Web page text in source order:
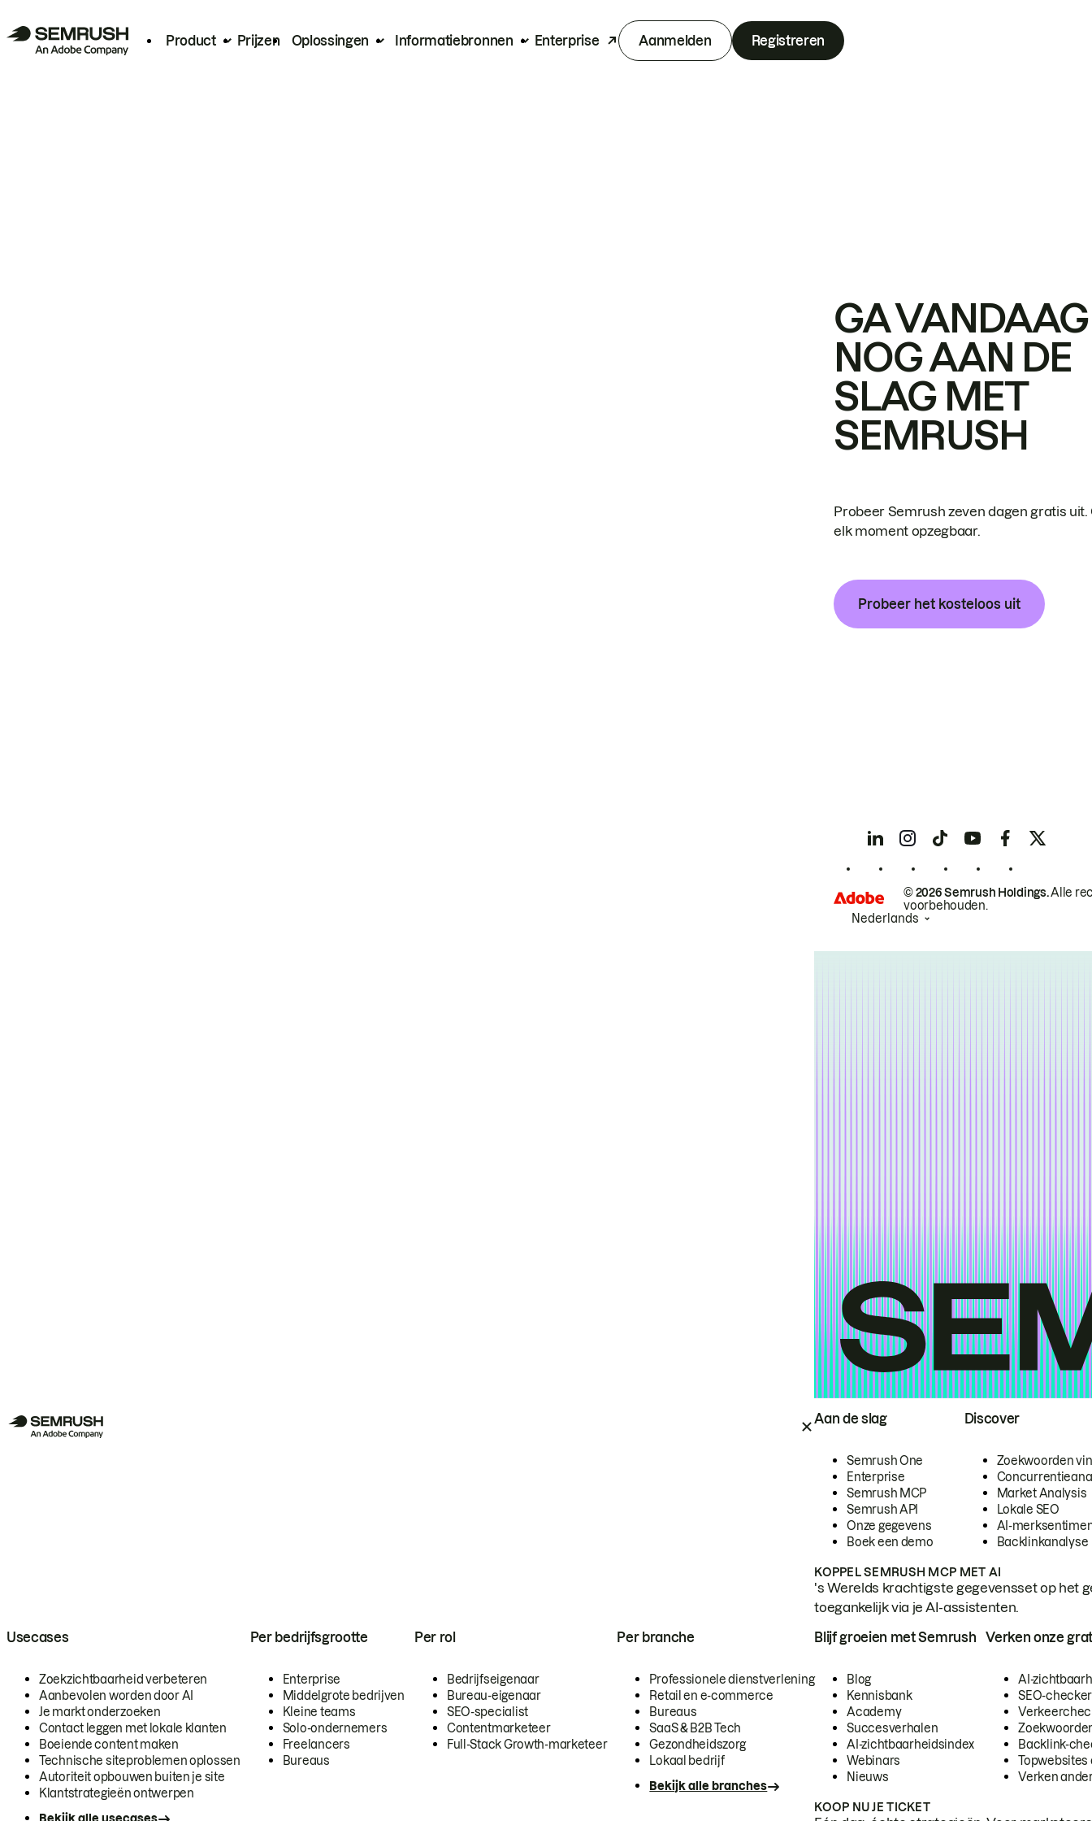
Product Prijzen Oplossingen Informatiebronnen Enterprise Aanmelden Registreren
Aan de slag
Semrush One
Enterprise
Semrush MCP
Semrush API
Onze gegevens
Boek een demo
Discover
Zoekwoorden
Market Analysis
Lokale SEO
AI-
Backlinkanalyse
KOPPEL SEMRUSH MCP MET AI
's Werelds krachtigste gegevensset op het
toegankelijk via je AI-assistenten.
Usecases
Zoekzichtbaarheid verbeteren
Aanbevolen worden door AI
Je markt onderzoeken
Contact leggen met lokale klanten
Boeiende content maken
Technische siteproblemen oplossen
Autoriteit opbouwen buiten je site
Klantstrategieën ontwerpen
Per bedrijfsgrootte
Enterprise
Middelgrote bedrijven
Kleine teams
Solo-ondernemers
Freelancers
Bureaus
Per rol
Bedrijfseigenaar
Bureau-eigenaar
SEO-specialist
Contentmarketeer
Full-Stack Growth-marketeer
Per branche
Professionele dienstverlening
Retail en e-commerce
Bureaus
SaaS & B2B Tech
Gezondheidszorg
Lokaal bedrijf
Bekijk alle branches
Blijf groeien met Semrush
Blog
Kennisbank
Academy
Succesverhalen
AI-zichtbaarheidsindex
Webinars
Nieuws
Verken onze
AI-
SEO-checker
Backlink-
Topwebsites
Verken
KOOP NU JE TICKET
GA VANDAAG
NOG AAN DE
SLAG MET
SEMRUSH
Probeer Semrush zeven dagen gratis uit.
elk moment opzegbaar.
Probeer het kosteloos uit
© 2026 Semrush Holdings.Alle
voorbehouden.
Nederlands